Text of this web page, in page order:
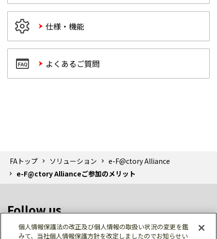
仕様・機能
よくあるご質問
FAトップ ソリューション
e-F@ctory Alliance
e-F@ctory Allianceご参加のメリット
Follow us
個人情報保護法の改正及び個人情報の取扱い状況の変更を鑑
みて、当社個人情報保護方針を改定しましたのでお知らせい